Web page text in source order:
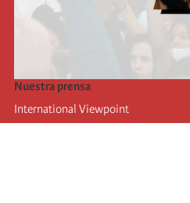
Nuestra prensa
International Viewpoint